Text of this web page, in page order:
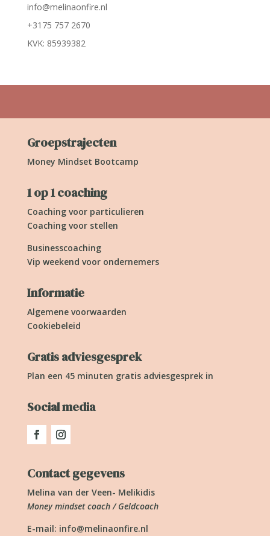
info@melinaonfire.nl
+3175 757 2670
KVK: 85939382
Groepstrajecten
Money Mindset Bootcamp
1 op 1 coaching
Coaching voor particulieren
Coaching voor stellen
Businesscoaching
Vip weekend voor ondernemers
Informatie
Algemene voorwaarden
Cookiebeleid
Gratis adviesgesprek
Plan een 45 minuten gratis adviesgesprek in
Social media
Contact gegevens
Melina van der Veen- Melikidis
Money mindset coach / Geldcoach
E-mail: info@melinaonfire.nl